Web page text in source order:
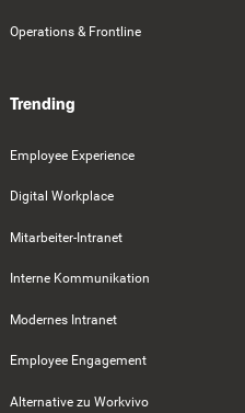
Operations & Frontline
Trending
Employee Experience
Digital Workplace
Mitarbeiter-Intranet
Interne Kommunikation
Modernes Intranet
Employee Engagement
Alternative zu Workvivo